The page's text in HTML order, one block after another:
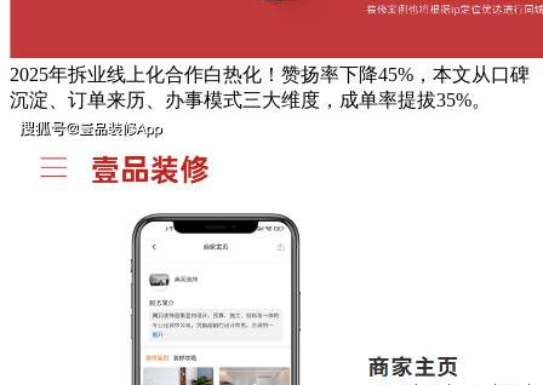
2025年拆业线上化合作白热化！赞扬率下降45%，本文从口碑
沉淀、订单来历、办事模式三大维度，成单率提拔35%。